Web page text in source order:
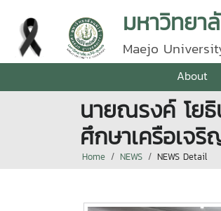
มหาวิทยา
Maejo
About
นายณรงค์ โยธิ
ศึกษาเครือเจ
Home NEWS NEWS Detail